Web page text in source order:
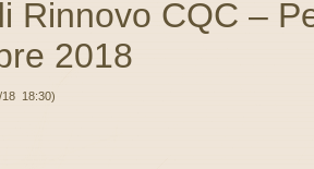
Rinnovo CQC –
2018
18 18:30)